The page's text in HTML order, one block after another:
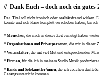
Dank Euch – doch noch ein gutes
Der Titel soll nicht ironisch oder realitätsfremd wirken.
konnte und sich Pläne komplett verschoben haben, bin
…
// Menschen, die mich in dieser Zeit ermutigt haben
// Organisationen und Privatpersonen, die mir in dieser
// Veranstalter, die mit viel Mut und entsprechenden
// Firmen, für die ich in meinem Studio Musik
// Bands und Solokünstler/innen, die ich coachen
Gesangsunterricht kommen